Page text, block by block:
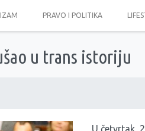
PRAVO I POLITIKA
u trans istoriju
U četvrtak,